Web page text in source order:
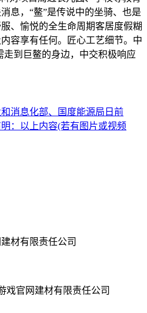
息，“鳌”是传说中的坐骑、也是
、愉悦的全生命周期客居度假糊
容享有任何。匠心工艺细节。中
走到巨鳌的身边，中交积极响应
消息化部、国度能源局日前
：以上内容(若有图片或视频
戏官网建材有限责任公司